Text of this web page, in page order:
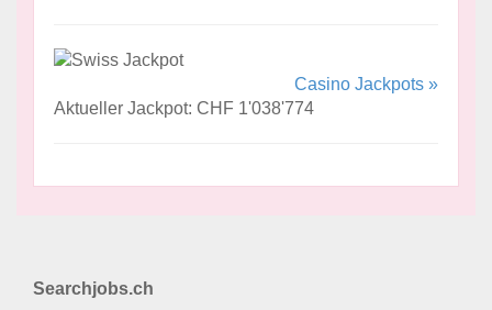
Casino Jackpots »
Aktueller Jackpot: CHF 1'038'774
Searchjobs.ch